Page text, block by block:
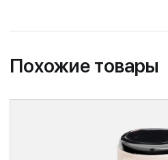
Похожие товары